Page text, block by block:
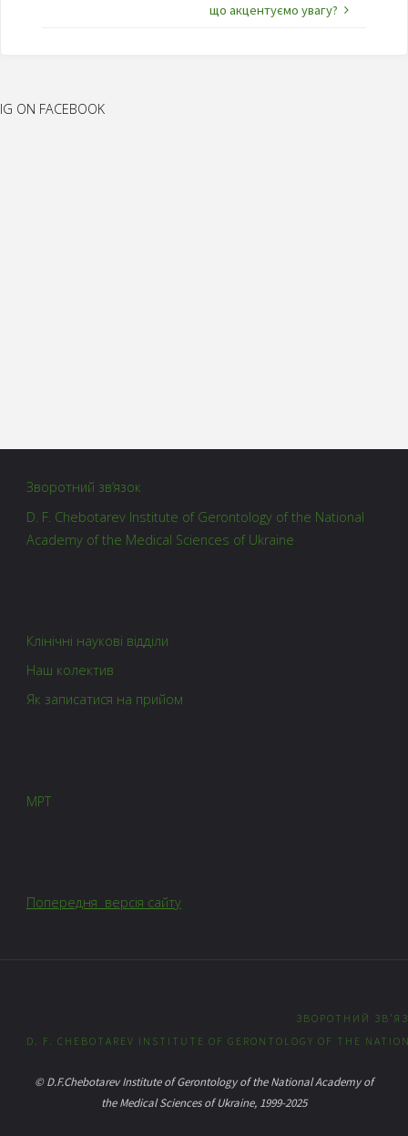
що акцентуємо увагу?
IG ON FACEBOOK
Зворотний зв’язок
D. F. Chebotarev Institute of Gerontology of the National
Academy of the Medical Sciences of Ukraine
Клінічні наукові відділи
Наш колектив
Як записатися на прийом
МРТ
Попередня версія сайту
ЗВОРОТНИЙ
D. F. CHEBOTAREV INSTITUTE OF GERONTOLOGY OF THE
© D.F.Chebotarev Institute of Gerontology of the National Academy of
the Medical Sciences of Ukraine, 1999-2025